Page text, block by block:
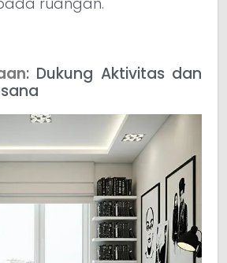
: Dukung Aktivitas dan